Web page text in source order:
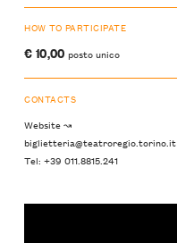
HOW TO PARTICIPATE
€ 10,00 posto unico
CONTACTS
Website ↝
biglietteria@teatroregio.torino.it
Tel: +39 011.8815.241